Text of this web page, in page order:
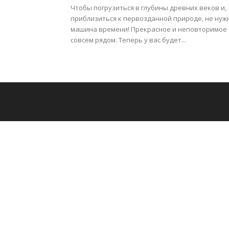
Чтобы погрузиться в глубины древних веков и,
приблизиться к первозданной природе, не
машина времени! Прекрасное и неповторимое
совсем рядом. Теперь у вас будет...